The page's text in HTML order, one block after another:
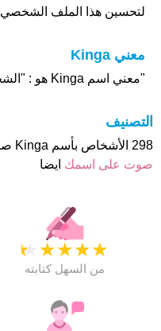
لتحسين هذا الملف الشخصي
معني Kinga
"معني اسم Kinga هو : "الشجاعة في الحرب
التصنيف
298 الأشخاص بأسم Kinga صوت على اسمائهم . من فضلك
صوت على اسمك ايضا
★
★
★
★
★
من السهل كتابته